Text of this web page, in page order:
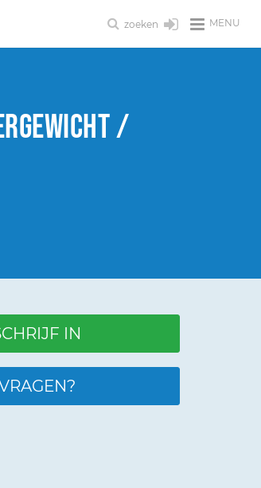
MENU
zoeken
/
IN